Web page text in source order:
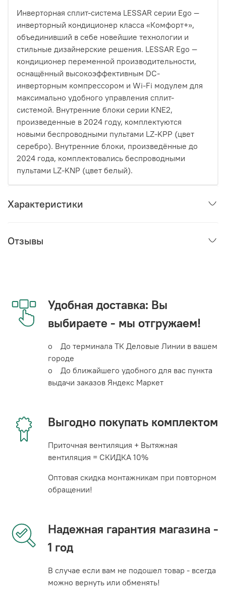
Инверторная сплит-система LESSAR серии Ego —
инверторный кондиционер класса «Комфорт+»,
объединивший в себе новейшие технологии и
стильные дизайнерские решения. LESSAR Ego —
кондиционер переменной производительности,
оснащённый высокоэффективным DC-
инверторным компрессором и Wi-Fi модулем для
максимально удобного управления сплит-
системой. Внутренние блоки серии KNE2,
произведенные в 2024 году, комплектуются
новыми беспроводными пультами LZ-KPP (цвет
серебро). Внутренние блоки, произведённые до
2024 года, комплектовались беспроводными
пультами LZ-KNP (цвет белый).
Характеристики
Отзывы
Удобная доставка: Вы
выбираете - мы отгружаем!
o До терминала ТК Деловые Линии в вашем
городе
o До ближайшего удобного для вас пункта
выдачи заказов Яндекс Маркет
Выгодно покупать комплектом
Приточная вентиляция + Вытяжная
вентиляция = СКИДКА 10%
Оптовая скидка монтажникам при повторном
обращении!
Надежная гарантия магазина -
1 год
В случае если вам не подошел товар - всегда
можно вернуть или обменять!